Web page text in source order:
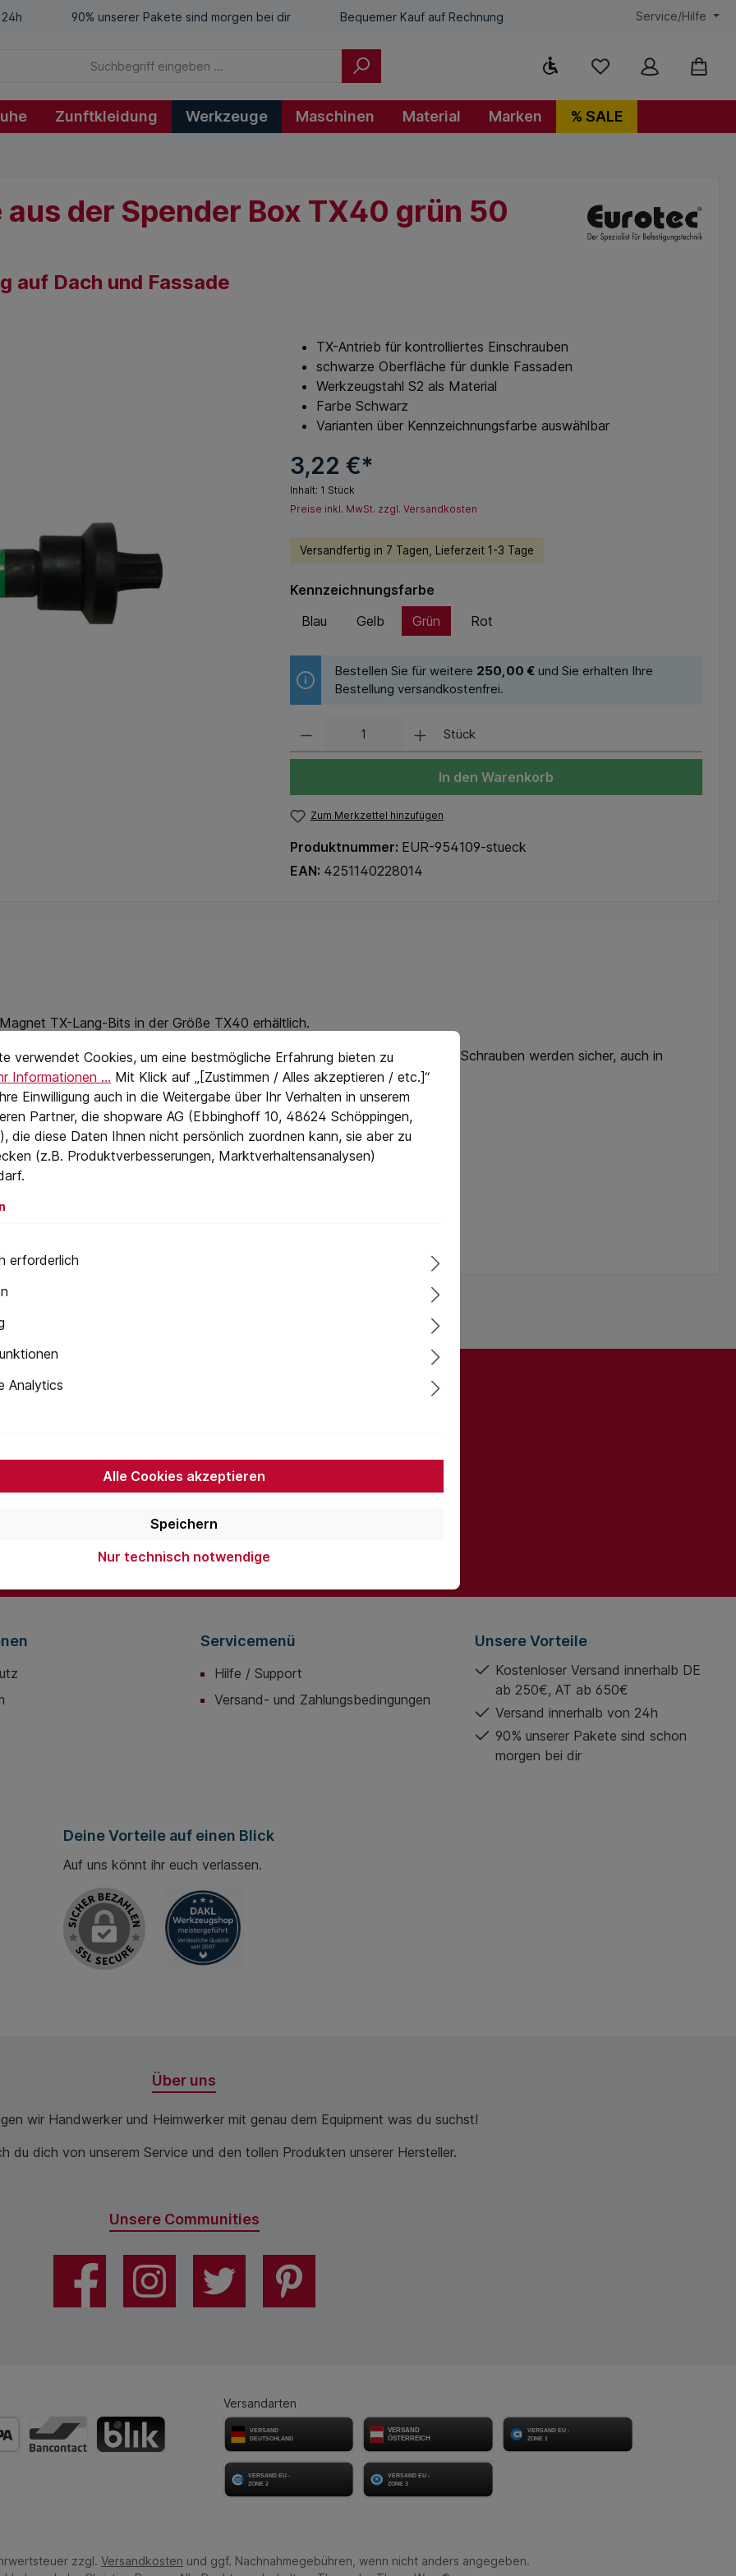
90% unserer Pakete sind morgen bei dir Bequemer Kauf auf Rechnung Service/Hilfe
Werkzeugleiste anzeigen
Zunftkleidung Werkzeuge Maschinen Material Marken % SALE
der Spender Box TX40 grün 50
auf Dach und Fassade
TX-Antrieb für kontrolliertes Einschrauben
schwarze Oberfläche für dunkle Fassaden
Werkzeugstahl S2 als Material
Farbe Schwarz
Varianten über Kennzeichnungsfarbe auswählbar
3,22 €*
Inhalt: 1 Stück
Preise inkl. MwSt. zzgl. Versandkosten
Versandfertig in 7 Tagen, Lieferzeit 1-3 Tage
Kennzeichnungsfarbe
Blau
Gelb Grün Rot
Bestellen Sie für weitere 250,00 €und Sie erhalten Ihre
Bestellung versandkostenfrei.
Stück
In den Warenkorb
Zum Merkzettel hinzufügen
Produktnummer: EUR-954109-stueck
EAN: 4251140228014
TX-Lang-Bits in der Größe TX40 erhältlich.
das Herunterfallen von Schrauben. Sowohl kleine als auch lange Schrauben werden sicher, auch in
werden.
Mail-
Adresse*
Servicemenü
Hilfe / Support
Versand- und Zahlungsbedingungen
Unsere Vorteile
Kostenloser Versand innerhalb DE
ab 250€, AT ab 650€
Versand innerhalb von 24h
90% unserer Pakete sind schon
morgen bei dir
Deine Vorteile auf einen Blick
Auf uns könnt ihr euch verlassen.
Über uns
wir Handwerker und Heimwerker mit genau dem Equipment was du suchst!
du dich von unserem Service und den tollen Produkten unserer Hersteller.
Unsere Communities
Versandarten
zzgl. Versandkosten und ggf. Nachnahmegebühren, wenn nicht anders angegeben.
verwendet Cookies, um eine bestmögliche Erfahrung bieten zu
Informationen ... Mit Klick auf „[Zustimmen / Alles akzeptieren / etc.]“
Einwilligung auch in die Weitergabe über Ihr Verhalten in unserem
Partner, die shopware AG (Ebbinghoff 10, 48624 Schöppingen,
die diese Daten Ihnen nicht persönlich zuordnen kann, sie aber zu
(z.B. Produktverbesserungen, Marktverhaltensanalysen)
erforderlich
Analytics
Alle Cookies akzeptieren
Speichern
Nur technisch notwendige